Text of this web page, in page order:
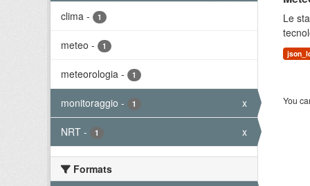
clima - 1
meteo - 1
meteorologia - 1
monitoraggio - 1 x
NRT - 1 x
Formats
Le
You